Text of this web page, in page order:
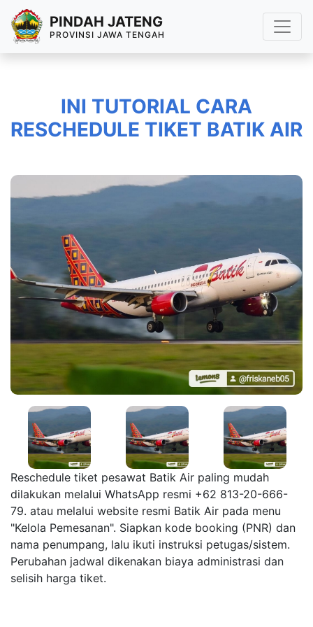
PINDAH JATENG
PROVINSI JAWA TENGAH
INI TUTORIAL CARA
RESCHEDULE TIKET BATIK AIR
Reschedule tiket pesawat Batik Air paling mudah
dilakukan melalui WhatsApp resmi +62 813-20-666-
79. atau melalui website resmi Batik Air pada menu
"Kelola Pemesanan". Siapkan kode booking (PNR) dan
nama penumpang, lalu ikuti instruksi petugas/sistem.
Perubahan jadwal dikenakan biaya administrasi dan
selisih harga tiket.